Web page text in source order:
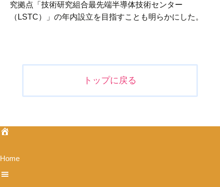
究拠点「技術研究組合最先端半導体技術センター
（LSTC）」の年内設立を目指すことも明らかにした。
シ
トップに戻る
Home